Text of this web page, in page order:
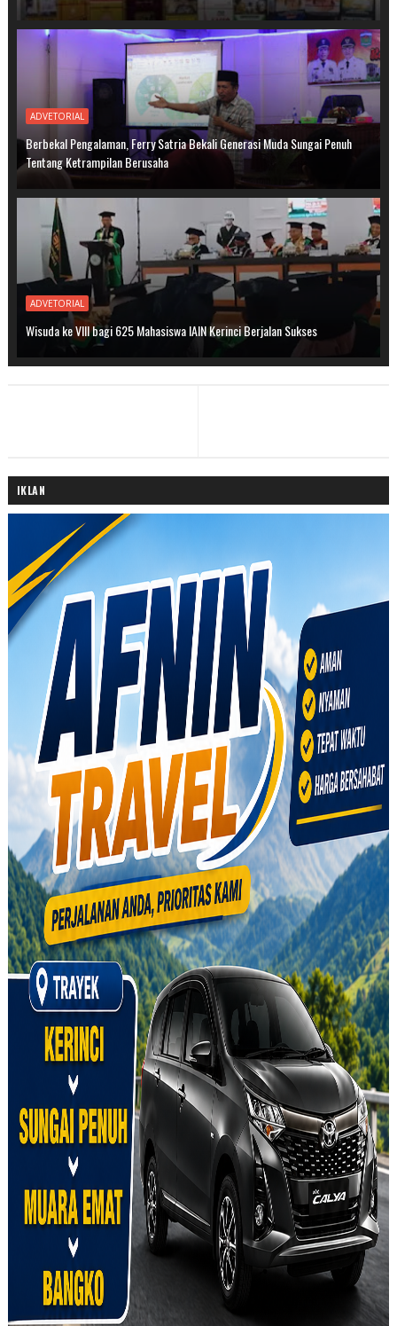
ADVETORIAL
Berbekal Pengalaman, Ferry Satria Bekali Generasi Muda Sungai Penuh
Tentang Ketrampilan Berusaha
ADVETORIAL
Wisuda ke VIII bagi 625 Mahasiswa IAIN Kerinci Berjalan Sukses
IKLAN